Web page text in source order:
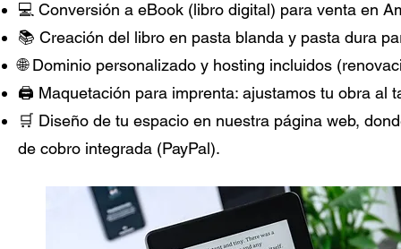
💻 Conversión a eBook (libro digital) para venta en
📚 Creación del libro en pasta blanda y pasta dura
🌐 Dominio personalizado y hosting incluidos
🖨️ Maquetación para imprenta: ajustamos tu obra al
🛒 Diseño de tu espacio en nuestra página web,
de cobro integrada (PayPal).